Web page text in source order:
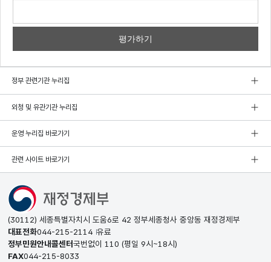
정부 관련기관 누리집
외청 및 유관기관 누리집
운영 누리집 바로가기
관련 사이트 바로가기
(30112) 세종특별자치시 도움6로 42 정부세종청사 중앙동 재정경제부
대표전화044-215-2114 유료
정부민원안내콜센터국번없이 110 (평일 9시~18시)
FAX044-215-8033